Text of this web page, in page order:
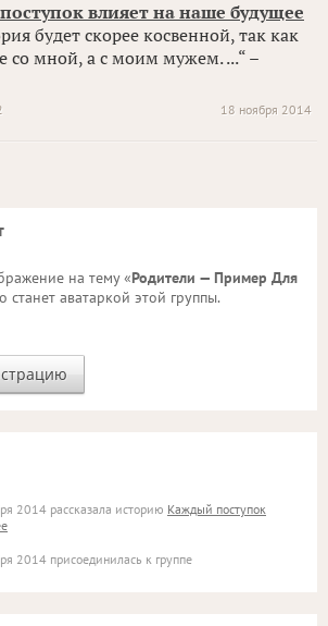
влияет на наше будущее
будет скорее косвенной, так как
со мной, а с моим мужем. ...“ –
18 ноября 2014
на тему «Родители — Пример Для
станет аватаркой этой группы.
2014 рассказала историю Каждый поступок
2014 присоединилась к группе